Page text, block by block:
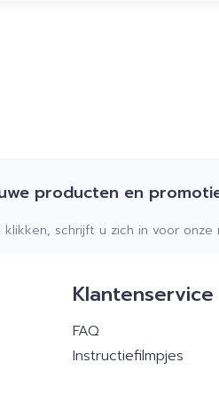
producten en
klikken, schrijft u zich in voor
Klantenservice
FAQ
Instructiefilmpjes